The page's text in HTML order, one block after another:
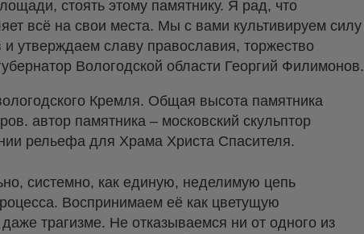
стоять этому памятнику. Я рад, что
всё на свои места. Мы с вами культивируем силу
и утверждаем славу православия, торжество
Вологодской области Георгий Филимонов.
Кремля. Общая высота памятника
автор памятника – московский скульптор
рельефа для Храма Христа Спасителя.
системно, как единую, неделимую цепь
Воспринимаем её как цветущую
трагизме. Не отказываемся ни от одного из